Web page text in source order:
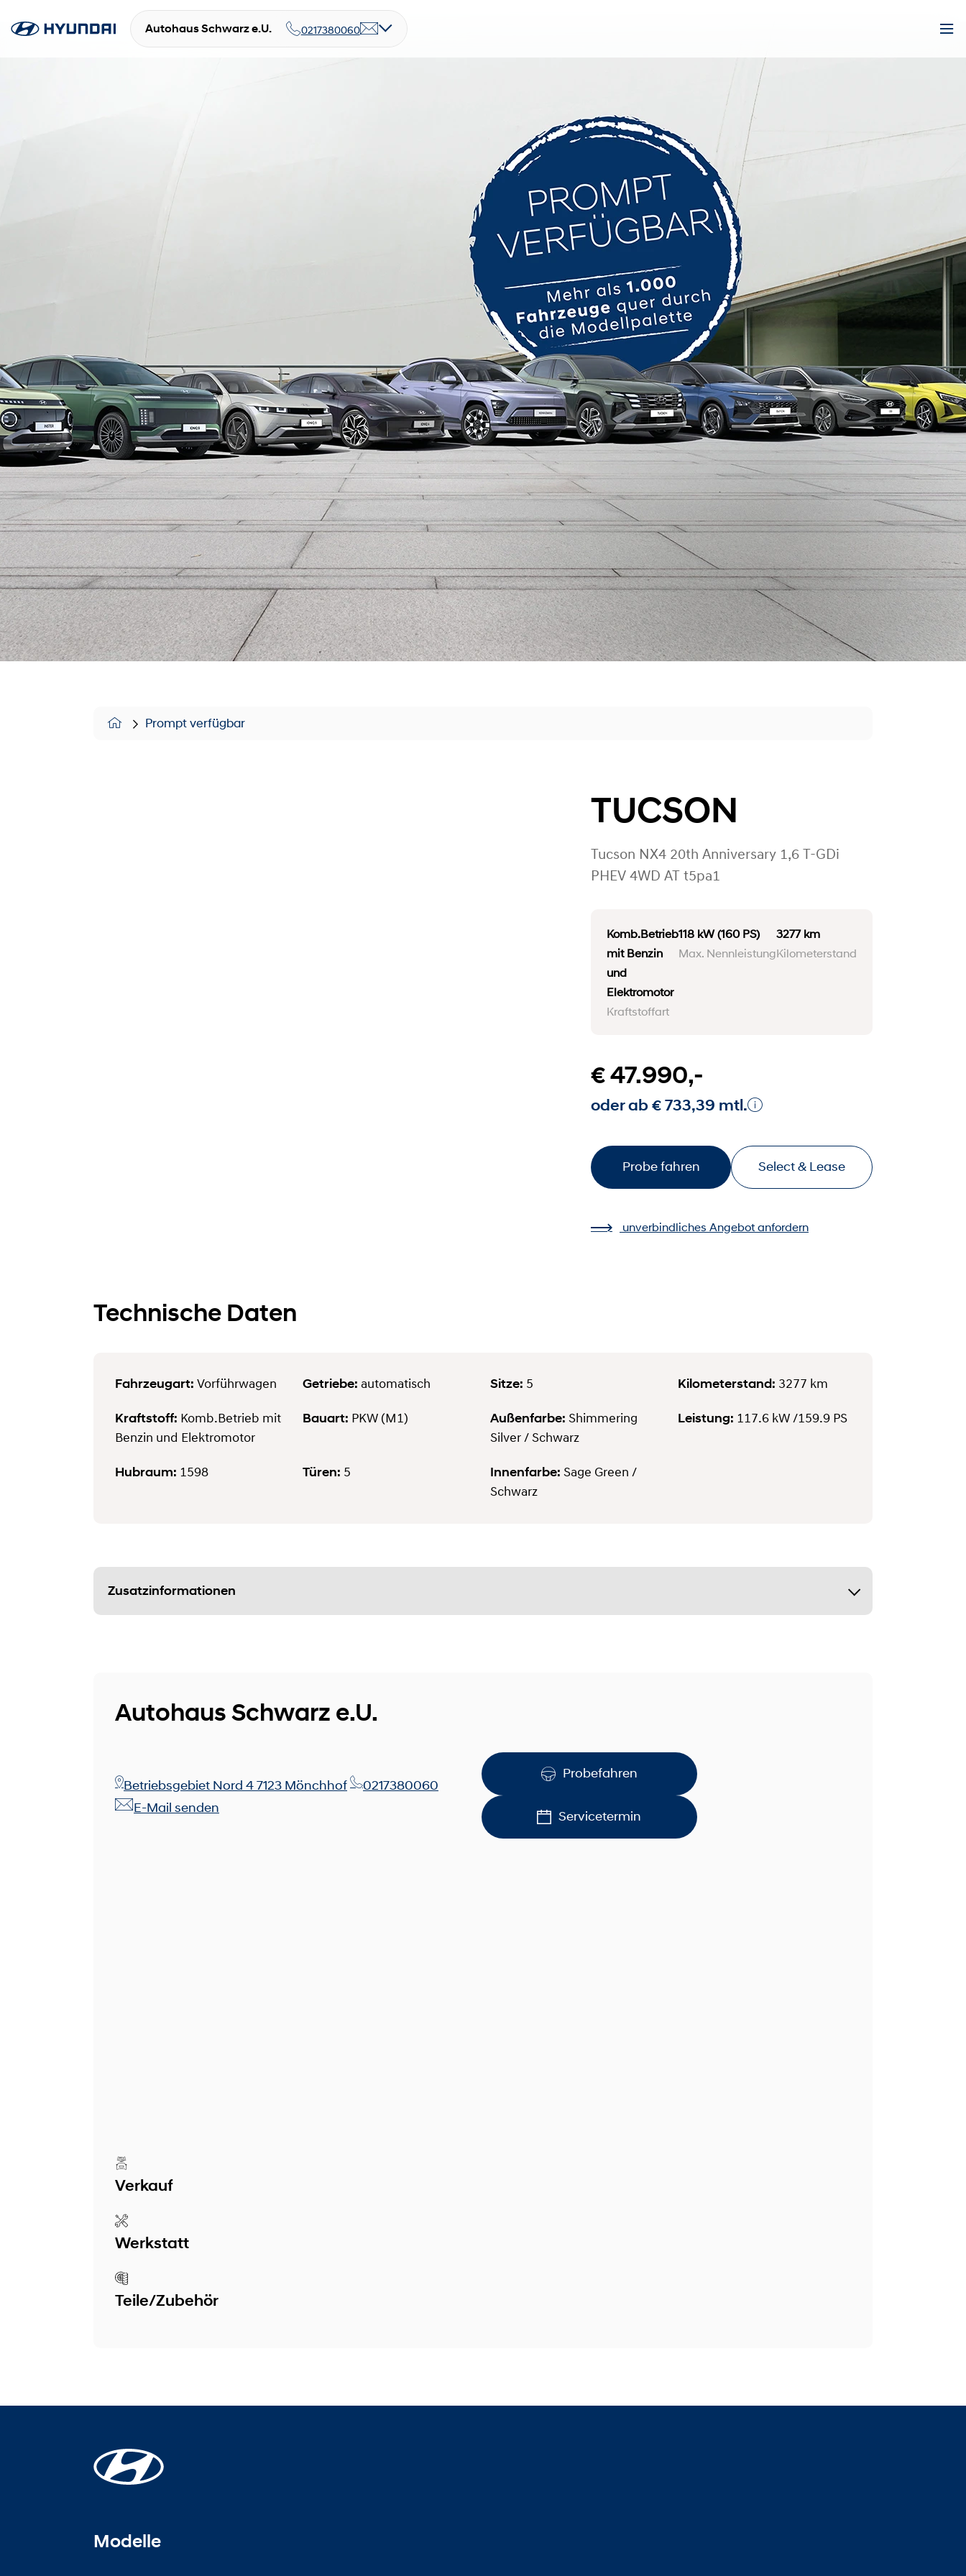
Autohaus Schwarz e.U. 0217380060
Prompt verfügbar
TUCSON
Tucson NX4 20th Anniversary 1,6 T-GDi
PHEV 4WD AT t5pa1
Komb.Betrieb
mit Benzin
und
Elektromotor
Kraftstoffart
118 kW (160 PS)
Max. Nennleistung
3277 km
Kilometerstand
€ 47.990,-
oder ab € 733,39 mtl.
Probe fahren Select & Lease
unverbindliches Angebot anfordern
Technische Daten
Fahrzeugart: Vorführwagen Getriebe: automatisch Sitze: 5 Kilometerstand: 3277 km
Kraftstoff: Komb.Betrieb mit
Benzin und Elektromotor
Bauart: PKW (M1) Außenfarbe: Shimmering
Silver / Schwarz
Leistung: 117.6 kW /159.9 PS
Hubraum: 1598 Türen: 5 Innenfarbe: Sage Green /
Schwarz
Zusatzinformationen
Autohaus Schwarz e.U.
Betriebsgebiet Nord 4 7123 Mönchhof
0217380060
E-Mail senden
Probefahren
Servicetermin
Verkauf
Werkstatt
Teile/Zubehör
Modelle